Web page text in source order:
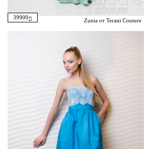
39900 Zunia от Terani Couture